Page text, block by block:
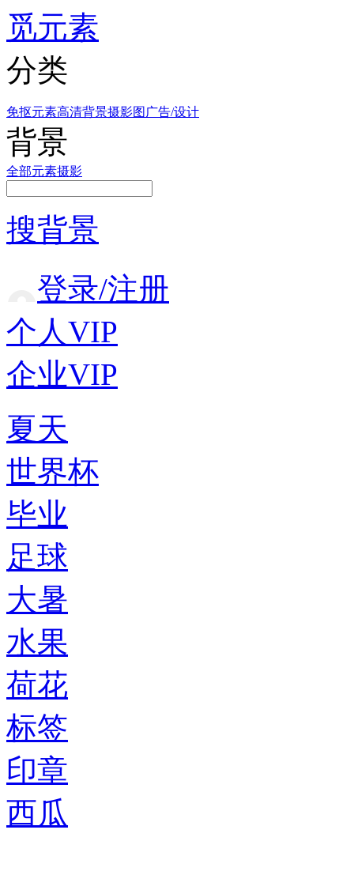
觅元素
分类
免抠元素高清背景摄影图 广告/设计
背景
全部元素摄影
搜背景
登录/注册
个人VIP
企业VIP
夏天
世界杯
毕业
足球
大暑
水果
荷花
标签
印章
西瓜